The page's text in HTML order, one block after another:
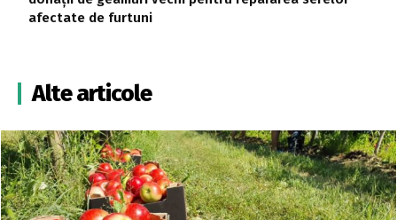
afectate de furtuni
Alte articole